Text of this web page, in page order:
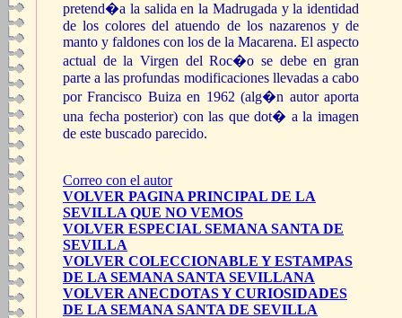
pretend�a la salida en la Madrugada y la identidad
de los colores del atuendo de los nazarenos y de
manto y faldones con los de la Macarena. El aspecto
actual de la Virgen del Roc�o se debe en gran
parte a las profundas modificaciones llevadas a cabo
por Francisco Buiza en 1962 (alg�n autor aporta
una fecha posterior) con las que dot� a la imagen
de este buscado parecido.
Correo con el autor
VOLVER PAGINA PRINCIPAL DE LA
SEVILLA QUE NO VEMOS
VOLVER ESPECIAL SEMANA SANTA DE
SEVILLA
VOLVER COLECCIONABLE Y ESTAMPAS
DE LA SEMANA SANTA SEVILLANA
VOLVER ANECDOTAS Y CURIOSIDADES
DE LA SEMANA SANTA DE SEVILLA